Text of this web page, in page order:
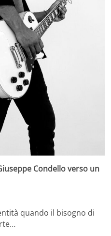
Condello verso un
quando il bisogno di